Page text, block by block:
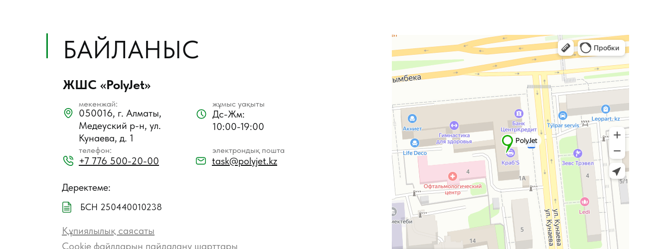
ЖШС «PolyJet»
Деректеме:
жұмыс уақыты
050016, г. Алматы,
Медеуский р-н, ул.
Кунаева, д. 1
телефон:
Дс-Жм:
10:00-19:00
мекенжай:
электрондық пошта
+7 776 500-20-00
БАЙЛАНЫС
task@polyjet.kz
БСН 250440010238
Құпиялылық саясаты
Cookie файлдарын пайдалану шарттары